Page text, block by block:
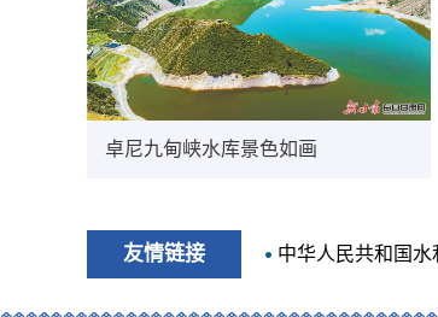
卓尼九甸峡水库景色如画
友情链接 中华人民共和国水